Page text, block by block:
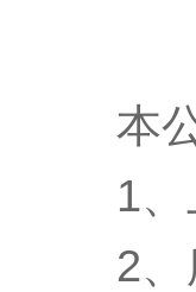
本
1
2